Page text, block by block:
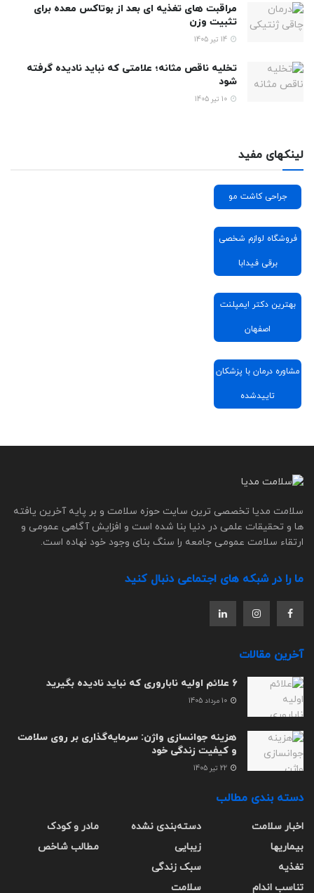
مراقبت های تغذیه ای بعد از بوتاکس معده برای
تثبیت وزن
تخلیه ناقص مثانه؛ علامتی که نباید نادیده گرفته
شود
لینکهای مفید
جراحی کاشت مو
فروشگاه لوازم شخصی
برقی فیدابا
بهترین دکتر ایمپلنت
اصفهان
مشاوره درمان با پزشکان
تاییدشده
سلامت مدیا تخصصی ترین سایت حوزه سلامت و بر پایه آخرین یافته
ها و تحقیقات علمی در دنیا بنا شده است و افزایش آگاهی عمومی و
ارتقاء سلامت عمومی جامعه را سنگ بنای وجود خود نهاده است.
ما را در شبکه های اجتماعی دنبال کنید
آخرین مقالات
6 علائم اولیه ناباروری که نباید نادیده بگیرید
هزینه جوانسازی واژن: سرمایه‌گذاری بر روی سلامت
و کیفیت زندگی خود
دسته بندی مطالب
اخبار سلامت
بیماریها
تغذیه
تناسب اندام
دسته‌بندی نشده
زیبایی
سبک زندگی
سلامت
مادر و کودک
مطالب شاخص